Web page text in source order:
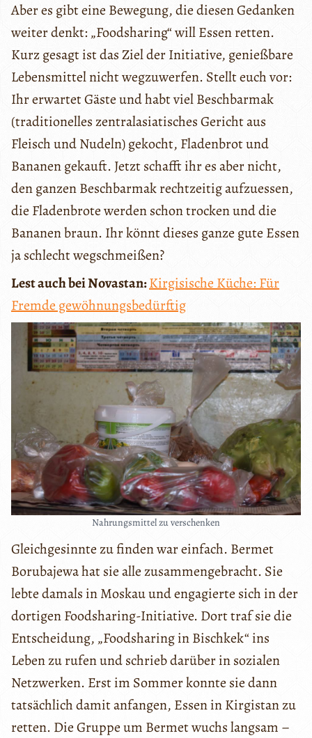
Aber es gibt eine Bewegung, die diesen Gedanken
weiter denkt: „Foodsharing“ will Essen retten.
Kurz gesagt ist das Ziel der Initiative, genießbare
Lebensmittel nicht wegzuwerfen. Stellt euch vor:
Ihr erwartet Gäste und habt viel Beschbarmak
(traditionelles zentralasiatisches Gericht aus
Fleisch und Nudeln) gekocht, Fladenbrot und
Bananen gekauft. Jetzt schafft ihr es aber nicht,
den ganzen Beschbarmak rechtzeitig aufzuessen,
die Fladenbrote werden schon trocken und die
Bananen braun. Ihr könnt dieses ganze gute Essen
ja schlecht wegschmeißen?
Lest auch bei Novastan:Kirgisische Küche: Für
Fremde gewöhnungsbedürftig
Nahrungsmittel zu verschenken
Gleichgesinnte zu finden war einfach. Bermet
Borubajewa hat sie alle zusammengebracht. Sie
lebte damals in Moskau und engagierte sich in der
dortigen Foodsharing-Initiative. Dort traf sie die
Entscheidung, „Foodsharing in Bischkek“ ins
Leben zu rufen und schrieb darüber in sozialen
Netzwerken. Erst im Sommer konnte sie dann
tatsächlich damit anfangen, Essen in Kirgistan zu
retten. Die Gruppe um Bermet wuchs langsam –